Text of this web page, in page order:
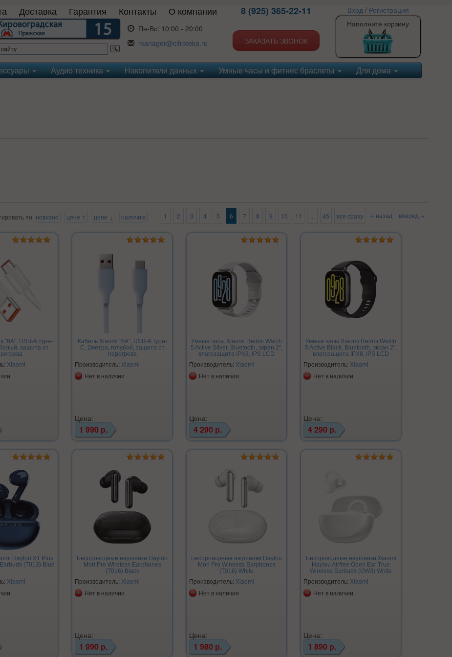
Доставка Гарантия Контакты О компании
Пн-Вс: 10:00 - 20:00
manager@cifroteka.ru
8 (925) 365-22-11
ЗАКАЗАТЬ ЗВОНОК
Вход/ Регистрация
Наполните корзину
Аудио техника Накопители данных Умные часы и фитнес браслеты Для дома
1 2 3 4 5 6 7 8 9 10 11 45 все сразу ←назад вперед→
по новизне цене ↑ цене ↓ наличию
"6A", USB-A Type-
защита от
Xiaomi
Кабель Xiaomi "6A", USB-A Type-
C, 2метра, голубой, защита от
перегрева
Производитель: Xiaomi
Нет в наличии
Цена:
1 990 р.
Умные часы Xiaomi Redmi Watch
5 Active Silver, Bluetooth, экран 2",
влагозащита IPX8, IPS LCD
Производитель: Xiaomi
Нет в наличии
Цена:
4 290 р.
Умные часы Xiaomi Redmi Watch
5 Active Black, Bluetooth, экран 2",
влагозащита IPX8, IPS LCD
Производитель: Xiaomi
Нет в наличии
Цена:
4 290 р.
Haylou X1 Plus
(T013) Blue
Xiaomi
Беспроводные наушники Haylou
Mori Pro Wireless Earphones
(T016) Black
Производитель: Xiaomi
Нет в наличии
Цена:
1 990 р.
Беспроводные наушники Haylou
Mori Pro Wireless Earphones
(T016) White
Производитель: Xiaomi
Нет в наличии
Цена:
1 980 р.
Беспроводные наушники Xiaomi
Haylou Airfree Open Ear True
Wireless Earbuds (OW3) White
Производитель: Xiaomi
Нет в наличии
Цена:
1 890 р.